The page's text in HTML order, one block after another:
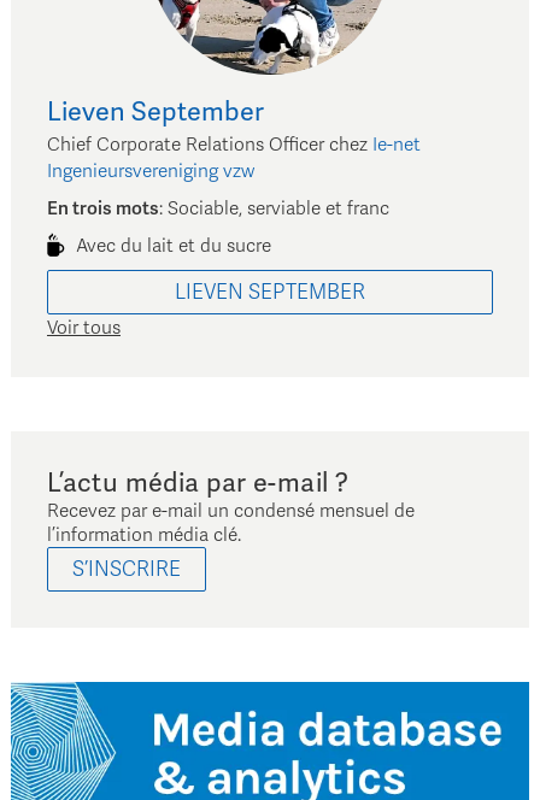
Lieven September
Chief Corporate Relations Officer chez Ie-net
Ingenieursvereniging vzw
En trois mots: Sociable, serviable et franc
Avec du lait et du sucre
LIEVEN SEPTEMBER
Voir tous
L’actu média par e-mail ?
Recevez par e-mail un condensé mensuel de
l’information média clé.
S’INSCRIRE